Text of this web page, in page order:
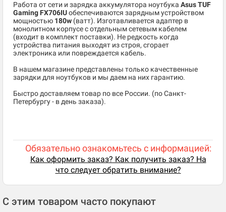
Работа от сети и зарядка аккумулятора ноутбука Asus TUF
Gaming FX706IUобеспечиваются зарядным устройством
мощностью 180w (ватт). Изготавливается адаптер в
монолитном корпусе с отдельным сетевым кабелем
(входит в комплект поставки). Не редкость когда
устройства питания выходят из строя, сгорает
электроника или повреждается кабель.
В нашем магазине представлены только качественные
зарядки для ноутбуков и мы даем на них гарантию.
Быстро доставляем товар по все России. (по Санкт-
Петербургу - в день заказа).
Обязательно ознакомьтесь с информацией:
Как оформить заказ? Как получить заказ? На
что следует обратить внимание?
С этим товаром часто покупают